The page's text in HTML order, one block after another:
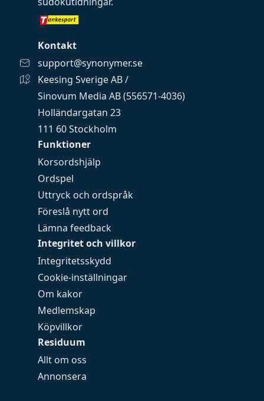
Funktioner
Korsordshjälp
Ordspel
Uttryck och ordspråk
Föreslå nytt ord
Lämna feedback
Integritet och villkor
Integritetsskydd
Cookie-inställningar
Om kakor
Medlemskap
Köpvillkor
Residuum
Allt om oss
Annonsera
Kontakt
support@synonymer.se
Keesing Sverige AB /
Sinovum Media AB (556571-4036)
Holländargatan 23
111 60 Stockholm